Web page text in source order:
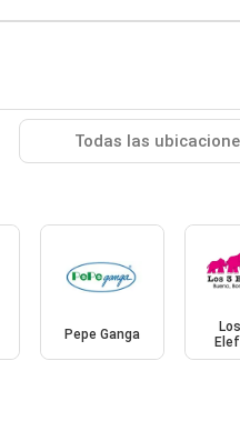
Todas las
Pepe Ganga